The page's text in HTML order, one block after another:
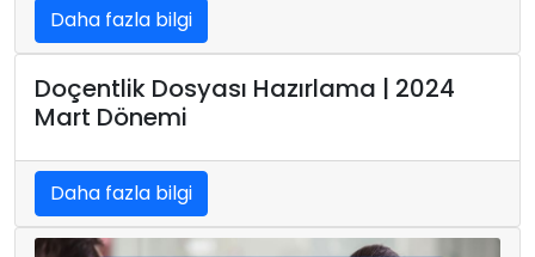
Daha fazla bilgi
Doçentlik Dosyası Hazırlama | 2024
Mart Dönemi
Daha fazla bilgi